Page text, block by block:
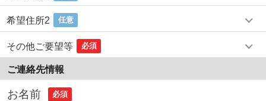
希望住所2 任意
その他ご要望等 必須
ご連絡先情報
お名前 必須